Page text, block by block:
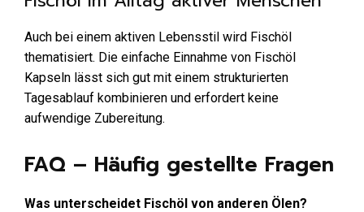
Auch bei einem aktiven Lebensstil wird Fischöl
thematisiert. Die einfache Einnahme von Fischöl
Kapseln lässt sich gut mit einem strukturierten
Tagesablauf kombinieren und erfordert keine
aufwendige Zubereitung.
FAQ – Häufig gestellte Fragen
Was unterscheidet Fischöl von anderen Ölen?